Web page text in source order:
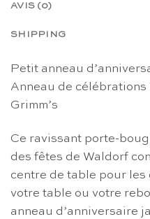
AVIS (0)
SHIPPING
Petit anneau
Anneau de
Grimm’s
Ce ravissant porte-
des fêtes de Waldorf
centre de table pour
votre table ou votre
anneau d’anniversaire